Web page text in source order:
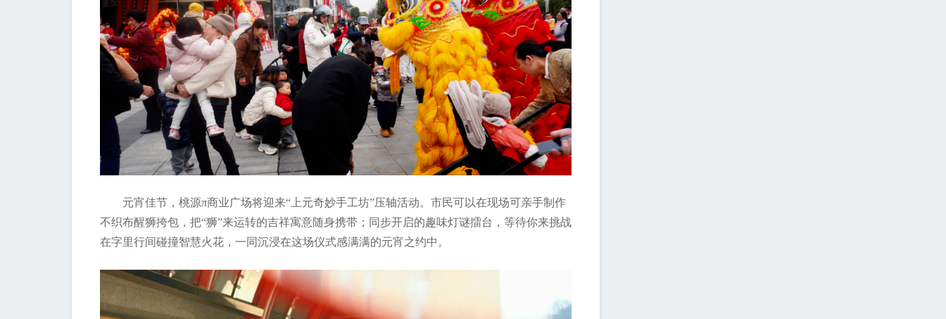
元宵佳节，桃源π商业广场将迎来“上元奇妙手工坊”压轴活动。市民可以在现场可亲手制作
不织布醒狮挎包，把“狮”来运转的吉祥寓意随身携带；同步开启的趣味灯谜擂台，等待你来挑战
在字里行间碰撞智慧火花，一同沉浸在这场仪式感满满的元宵之约中。